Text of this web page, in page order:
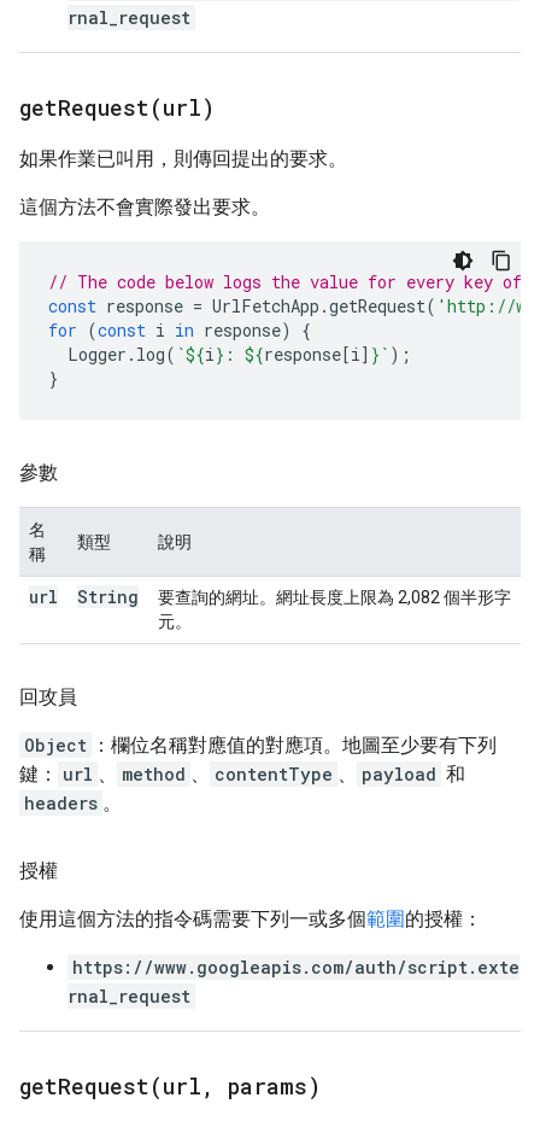
rnal_request
getRequest(url)
如果作業已叫用，則傳回提出的要求。
這個方法不會實際發出要求。
// The code below logs the value for every key of
const response = UrlFetchApp .getRequest( 'http://
for (const i in response)
{
Logger . log( `${i} : ${response[i] } ` );
}
參數
名
稱
類型 說明
url String
要查詢的網址。網址長度上限為 2,082 個半形字
元。
回攻員
Object ：欄位名稱對應值的對應項。地圖至少要有下列
鍵：
url 、 method 、 contentType 、 payload 和
headers 。
授權
使用這個方法的指令碼需要下列一或多個範圍的授權：
https://www.googleapis.com/auth/script.exte
rnal_request
getRequest(url , params)